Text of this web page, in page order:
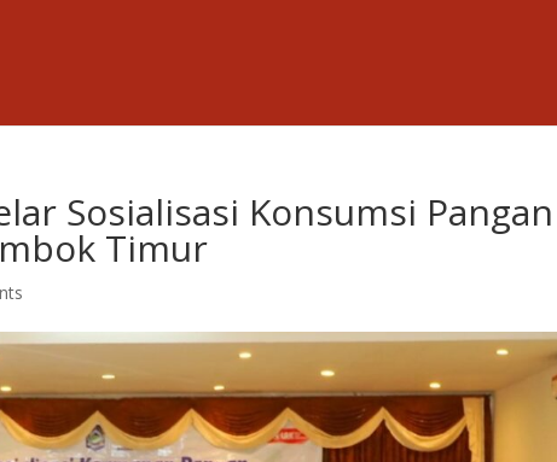
Sosialisasi Konsumsi Pangan
Timur